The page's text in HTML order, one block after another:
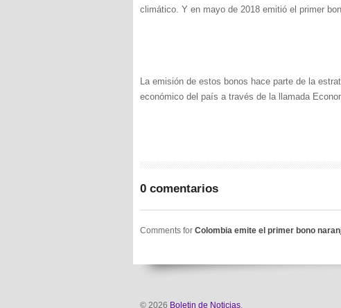
climático. Y en mayo de 2018 emitió el primer
La emisión de estos bonos hace parte de la
económico del país a través de la llamada
0 comentarios
Comments for Colombia emite el primer bono
© 2026 Boletin de Noticias.